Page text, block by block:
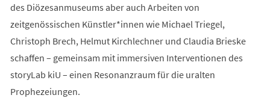
des Diözesanmuseums aber auch Arbeiten von
zeitgenössischen Künstler*innen wie Michael Triegel,
Christoph Brech, Helmut Kirchlechner und Claudia Brieske
schaffen – gemeinsam mit immersiven Interventionen des
storyLab kiU – einen Resonanzraum für die uralten
Prophezeiungen.